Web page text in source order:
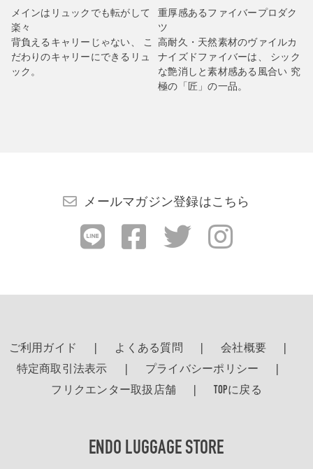
メインはリュックでも転がして
楽々
背負えるキャリーじゃない、 こ
だわりのキャリーにできるリュ
ック。
重厚感あるファイバープロダク
ツ
高耐久・天然素材のヴァイルカ
ナイズドファイバーは、 シック
な艶消しと素材感ある風合い 究
極の「匠」の一品。
メールマガジン登録はこちら
ご利用ガイド よくある質問
会社概要
特定商取引法表示
プライバシーポリシー
フリクエンター取扱店舗
TOPに戻る
ENDO LUGGAGE STORE